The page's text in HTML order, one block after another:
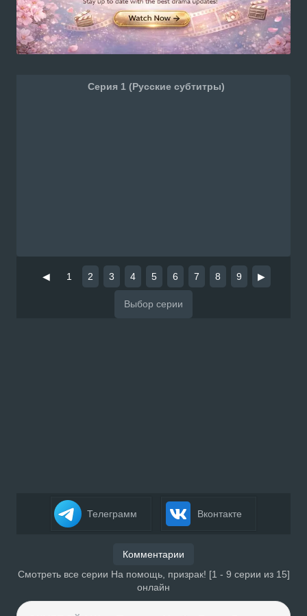
Серия 1 (Русские субтитры)
◀ 1 2 3 4 5 6 7 8 9 ▶
Телеграмм Вконтакте
Комментарии
Смотреть все серии На помощь, призрак! [1 - 9 серии из 15]
онлайн